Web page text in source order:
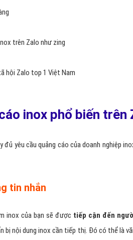
trên Zalo như zing
hội Zalo top 1 Việt Nam
inox phổ biến trên
đủ yêu cầu quảng cáo của doanh nghiệp
tin nhắn
inox của bạn sẽ được tiếp cận đến
bị nội dung inox cần tiếp thị. Đó có thể là